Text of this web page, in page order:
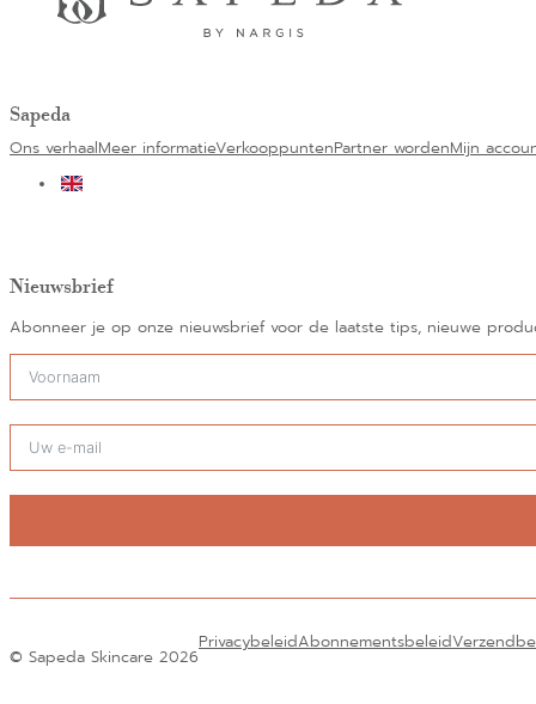
Sapeda
Ons verhaalMeer informatieVerkooppuntenPartner wordenMijn
Nieuwsbrief
Abonneer je op onze nieuwsbrief voor de laatste tips, nieuwe
© Sapeda Skincare 2026
PrivacybeleidAbonnementsbeleid